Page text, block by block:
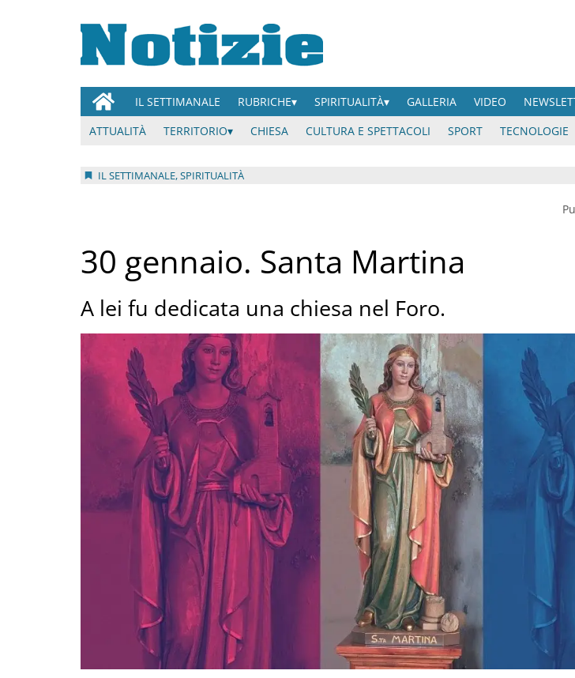
IL SETTIMANALE RUBRICHE SPIRITUALITÀ GALLERIA VIDEO
ATTUALITÀ
TERRITORIO CHIESA CULTURA E SPETTACOLI SPORT TECNOLOGIE
IL SETTIMANALE, SPIRITUALITÀ
30 gennaio. Santa Martina
A lei fu dedicata una chiesa nel Foro.